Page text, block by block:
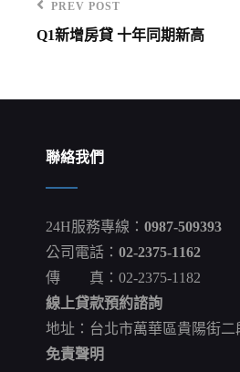
章
覽
Previous
Post
PREV POST
Q1新增房貸 十年同期新高
聯絡我們
24H服務專線： 0987-509393
公司電話： 02-2375-1162
傳 真：02-2375-1182
線上貸款預約諮詢
地址：台北市萬華區貴陽街二
免責聲明